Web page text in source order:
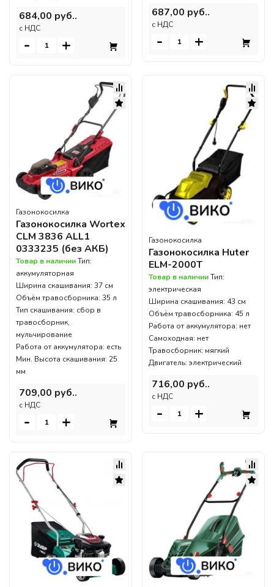
684,00 руб..
c НДС
- +
687,00 руб..
c НДС
- +
Газонокосилка
Газонокосилка Wortex
CLM 3836 ALL1
0333235 (без АКБ)
Товар в наличииТип:
аккумуляторная
Ширина скашивания: 37 см
Объём травосборника: 35 л
Тип скашивания: сбор в
травосборник,
мульчирование
Работа от аккумулятора: есть
Мин. Высота скашивания: 25
мм
709,00 руб..
c НДС
- +
Газонокосилка
Газонокосилка Huter
ELM-2000T
Товар в наличииТип:
электрическая
Ширина скашивания: 43 см
Объём травосборника: 45 л
Работа от аккумулятора: нет
Самоходная: нет
Травосборник: мягкий
Двигатель: электрический
716,00 руб..
c НДС
- +